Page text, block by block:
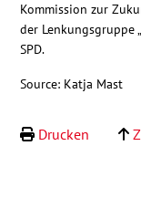
Kontakt
Kommission zur
der Lenkungsgruppe
SPD.
Source: Katja Mast
Drucken